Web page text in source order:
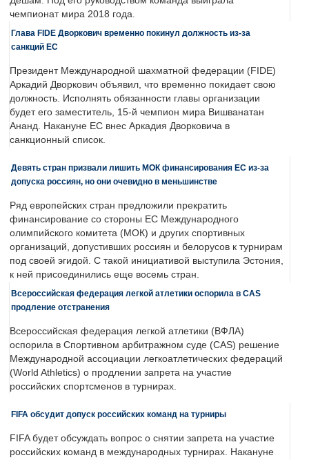
чемпионат мира 2018 года.
Глава FIDE Дворкович временно покинул должность из-за
санкций ЕС
Президент Международной шахматной федерации (FIDE)
Аркадий Дворкович объявил, что временно покидает свою
должность. Исполнять обязанности главы организации
будет его заместитель, 15-й чемпион мира Вишванатан
Ананд. Накануне ЕС внес Аркадия Дворковича в
санкционный список.
Девять стран призвали лишить МОК финансирования ЕС из-за
допуска россиян, но они очевидно в меньшинстве
Ряд европейских стран предложили прекратить
финансирование со стороны ЕС Международного
олимпийского комитета (МОК) и других спортивных
организаций, допустивших россиян и белорусов к турнирам
под своей эгидой. С такой инициативой выступила Эстония,
к ней присоединились еще восемь стран.
Всероссийская федерация легкой атлетики оспорила в CAS
продление отстранения
Всероссийская федерация легкой атлетики (ВФЛА)
оспорила в Спортивном арбитражном суде (CAS) решение
Международной ассоциации легкоатлетических федераций
(World Athletics) о продлении запрета на участие
российских спортсменов в турнирах.
FIFA обсудит допуск российских команд на турниры
FIFA будет обсуждать вопрос о снятии запрета на участие
российских команд в международных турнирах. Накануне